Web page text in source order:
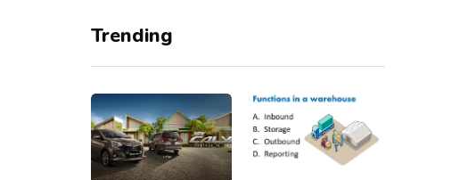
Trending